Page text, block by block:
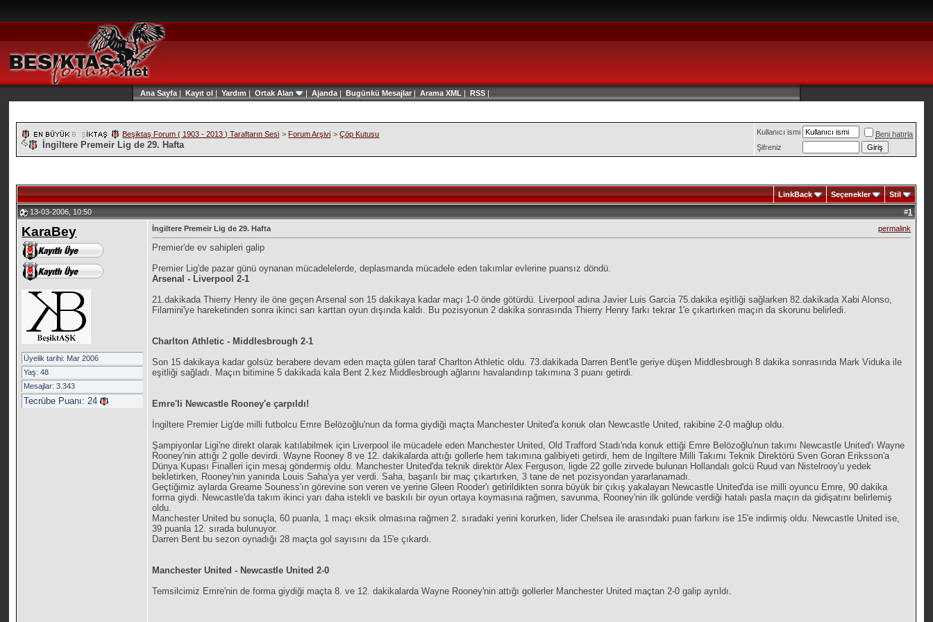
Ana Sayfa | Kayıt ol | Yardım | Ortak Alan | Ajanda | Bugünkü Mesajlar| Arama XML | RSS |
Beşiktaş Forum ( 1903 - 2013 ) Taraftarın Sesi > Forum Arşivi >Çöp Kutusu
İngiltere Premeir Lig de 29. Hafta
Kullanıcı ismi
Beni hatırla
Şifreniz
LinkBack Seçenekler Stil
13-03-2006, 10:50 #1
KaraBey
Üyelik tarihi: Mar 2006
Yaş: 48
Mesajlar: 3.343
Tecrübe Puanı:24
İngiltere Premeir Lig de 29. Hafta permalink
Premier'de ev sahipleri galip
Premier Lig'de pazar günü oynanan mücadelelerde, deplasmanda mücadele eden takımlar evlerine puansız döndü.
Arsenal - Liverpool 2-1
21.dakikada Thierry Henry ile öne geçen Arsenal son 15 dakikaya kadar maçı 1-0 önde götürdü. Liverpool adına Javier Luis Garcia 75.dakika eşitliği sağlarken 82.dakikada Xabi Alonso,
Filamini'ye hareketinden sonra ikinci sarı karttan oyun dışında kaldı. Bu pozisyonun 2 dakika sonrasında Thierry Henry farkı tekrar 1'e çıkartırken maçın da skorunu belirledi.
Charlton Athletic - Middlesbrough 2-1
Son 15 dakikaya kadar golsüz berabere devam eden maçta gülen taraf Charlton Athletic oldu. 73.dakikada Darren Bent'le geriye düşen Middlesbrough 8 dakika sonrasında Mark Viduka ile
eşitliği sağladı. Maçın bitimine 5 dakikada kala Bent 2.kez Middlesbrough ağlarını havalandırıp takımına 3 puanı getirdi.
Emre'li Newcastle Rooney'e çarpıldı!
İngiltere Premier Lig'de milli futbolcu Emre Belözoğlu'nun da forma giydiği maçta Manchester United'a konuk olan Newcastle United, rakibine 2-0 mağlup oldu.
Şampiyonlar Ligi'ne direkt olarak katılabilmek için Liverpool ile mücadele eden Manchester United, Old Trafford Stadı'nda konuk ettiği Emre Belözoğlu'nun takımı Newcastle United'ı Wayne
Rooney'nin attığı 2 golle devirdi. Wayne Rooney 8 ve 12. dakikalarda attığı gollerle hem takımına galibiyeti getirdi, hem de İngiltere Milli Takımı Teknik Direktörü Sven Goran Eriksson'a
Dünya Kupası Finalleri için mesaj göndermiş oldu. Manchester United'da teknik direktör Alex Ferguson, ligde 22 golle zirvede bulunan Hollandalı golcü Ruud van Nistelrooy'u yedek
bekletirken, Rooney'nin yanında Louis Saha'ya yer verdi. Saha, başarılı bir maç çıkartırken, 3 tane de net pozisyondan yararlanamadı.
Geçtiğimiz aylarda Greame Souness'ın görevine son veren ve yerine Gleen Rooder'ı getirildikten sonra büyük bir çıkış yakalayan Newcastle United'da ise milli oyuncu Emre, 90 dakika
forma giydi. Newcastle'da takım ikinci yarı daha istekli ve baskılı bir oyun ortaya koymasına rağmen, savunma, Rooney'nin ilk golünde verdiği hatalı pasla maçın da gidişatını belirlemiş
oldu.
Manchester United bu sonuçla, 60 puanla, 1 maçı eksik olmasına rağmen 2. sıradaki yerini korurken, lider Chelsea ile arasındaki puan farkını ise 15'e indirmiş oldu. Newcastle United ise,
39 puanla 12. sırada bulunuyor.
Darren Bent bu sezon oynadığı 28 maçta gol sayısını da 15'e çıkardı.
Manchester United - Newcastle United 2-0
Temsilcimiz Emre'nin de forma giydiği maçta 8. ve 12. dakikalarda Wayne Rooney'nin attığı gollerler Manchester United maçtan 2-0 galip ayrıldı.